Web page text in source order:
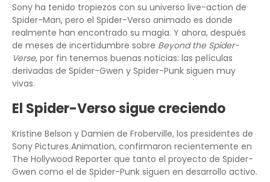
Sony ha tenido tropiezos con su universo live-action de
Spider-Man, pero el Spider-Verso animado es donde
realmente han encontrado su magia. Y ahora, después
de meses de incertidumbre sobre Beyond the Spider-
Verse, por fin tenemos buenas noticias: las películas
derivadas de Spider-Gwen y Spider-Punk siguen muy
vivas.
El Spider-Verso sigue creciendo
Kristine Belson y Damien de Froberville, los presidentes de
Sony Pictures Animation, confirmaron recientemente en
The Hollywood Reporter que tanto el proyecto de Spider-
Gwen como el de Spider-Punk siguen en desarrollo activo.